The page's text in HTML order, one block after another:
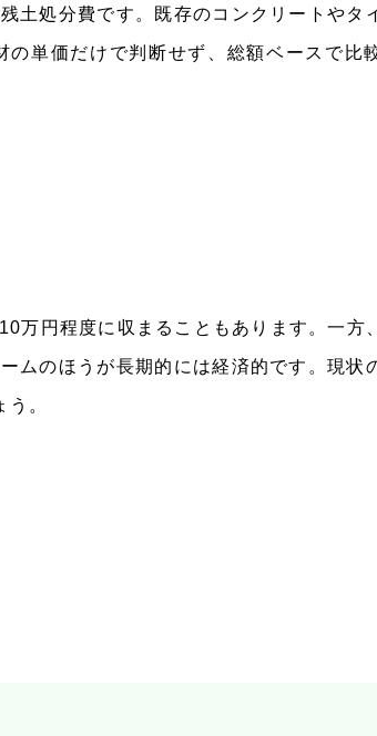
土処分費です。既存のコンクリートやタ
単価だけで判断せず、総額ベースで比
万円程度に収まることもあります。一方
ムのほうが長期的には経済的です。現状
。